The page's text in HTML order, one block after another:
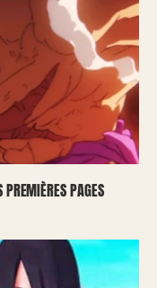
PAGES